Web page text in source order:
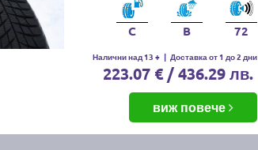
C B 72
Налични над 13 + | Доставка от 1 до 2 дни
223.07 € / 436.29 лв.
виж повече